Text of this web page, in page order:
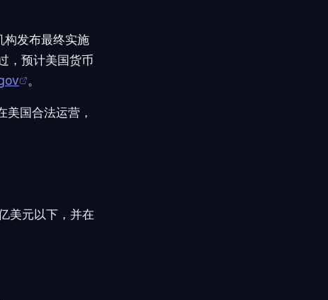
构发布最终实施
，预计美国货币
。
美国合法运营，
美元以下，并在